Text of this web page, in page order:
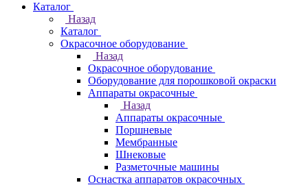
Каталог
Назад
Каталог
Окрасочное оборудование
Назад
Окрасочное оборудование
Оборудование для порошковой окраски
Аппараты окрасочные
Назад
Аппараты окрасочные
Поршневые
Мембранные
Шнековые
Разметочные машины
Оснастка аппаратов окрасочных